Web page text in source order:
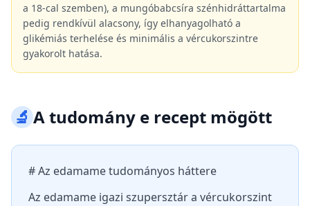
a 18-cal szemben), a mungóbabcsíra szénhidráttartalma
pedig rendkívül alacsony, így elhanyagolható a
glikémiás terhelése és minimális a vércukorszintre
gyakorolt hatása.
🔬A tudomány e recept mögött
# Az edamame tudományos háttere
Az edamame igazi szupersztár a vércukorszint